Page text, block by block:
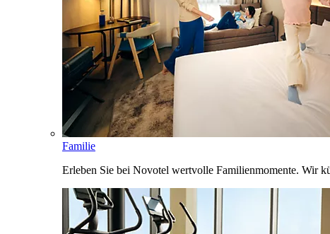
Familie
Erleben Sie bei Novotel wertvolle Familienmomente. Wir